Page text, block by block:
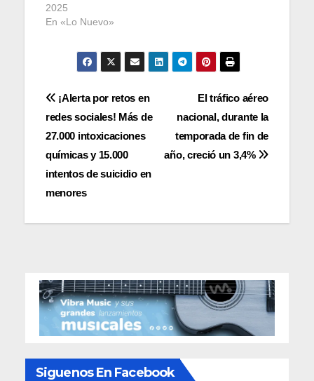
2025
En «Lo Nuevo»
Navegación
de
entradas
El tráfico aéreo
nacional, durante la
temporada de fin de
año, creció un 3,4%
¡Alerta por retos en
redes sociales! Más de
27.000 intoxicaciones
químicas y 15.000
intentos de suicidio en
menores
Siguenos En Facebook